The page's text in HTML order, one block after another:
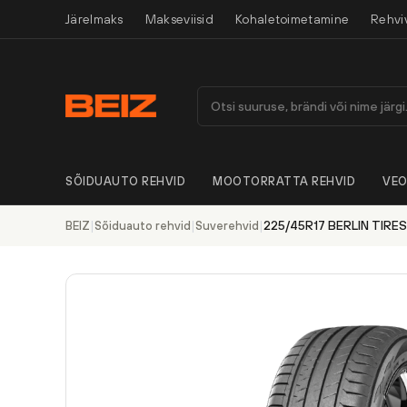
Järelmaks Makseviisid Kohaletoimetamine
SÕIDUAUTO REHVID MOOTORRATTA REHVID
BEIZ | Sõiduauto rehvid | Suverehvid |225/45R17 BERLIN